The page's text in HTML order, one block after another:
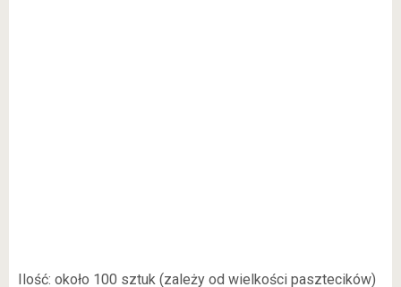
Ilość: około 100 sztuk (zależy od wielkości pasztecików)